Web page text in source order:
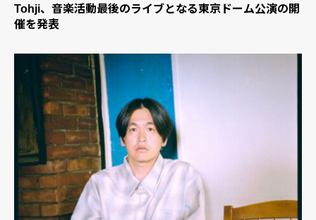
Tohji、音楽活動最後のライブとなる東京ドーム公演の開
催を発表